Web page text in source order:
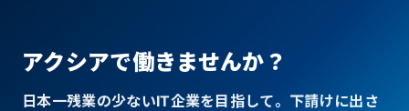
アクシアで働きませんか？
日本一残業の少ないIT企業を目指して。下請けに出さ